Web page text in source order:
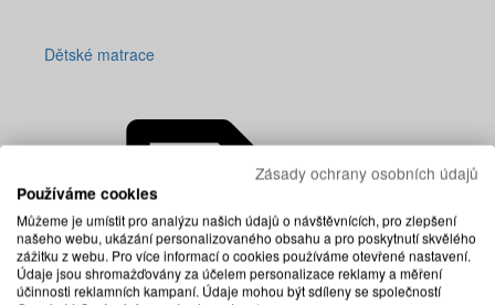
Dětské matrace
Zásady ochrany osobních údajů
Používáme cookies
Můžeme je umístit pro analýzu našich údajů o návštěvnících, pro zlepšení
našeho webu, ukázání personalizovaného obsahu a pro poskytnutí skvělého
zážitku z webu. Pro více informací o cookies používáme otevřené nastavení.
Údaje jsou shromažďovány za účelem personalizace reklamy a měření
účinnosti reklamních kampaní. Údaje mohou být sdíleny se společností